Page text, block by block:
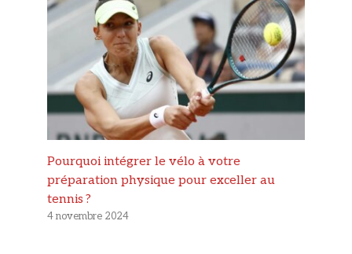
Pourquoi intégrer le vélo à votre
préparation physique pour exceller au
tennis ?
4 novembre 2024